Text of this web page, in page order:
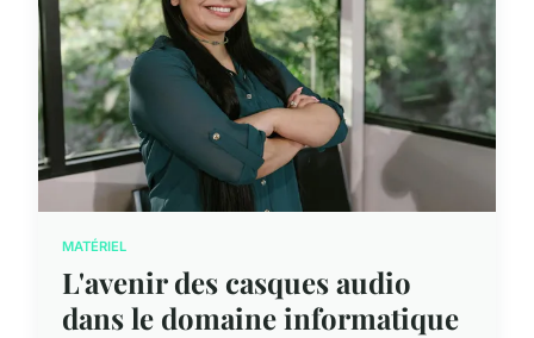
MATÉRIEL
L'avenir des casques audio
dans le domaine informatique